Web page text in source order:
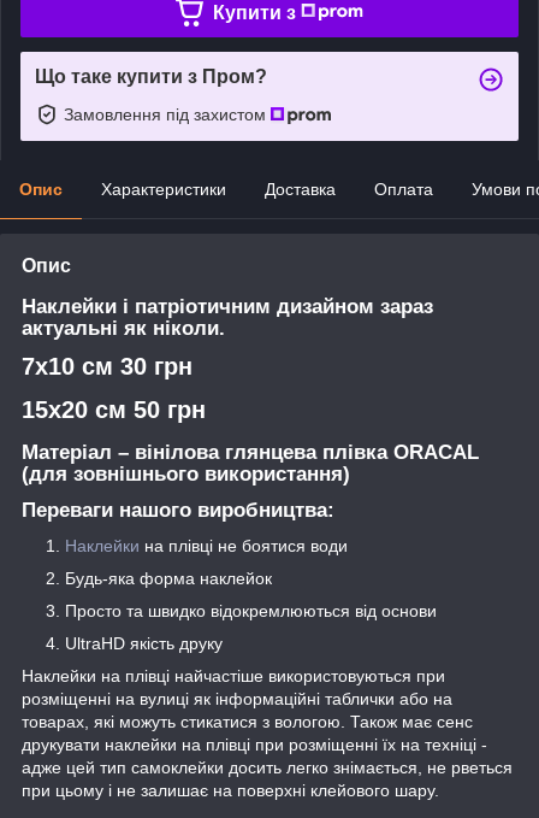
Купити з
Що таке купити з Пром?
Замовлення під захистом
Опис Характеристики Доставка Оплата Умови
Опис
Наклейки і патріотичним дизайном зараз
актуальні як ніколи.
7х10 см 30 грн
15х20 см 50 грн
Матеріал – вінілова глянцева плівка ORACAL
(для зовнішнього використання)
Переваги нашого виробництва:
Наклейки на плівці не боятися води
Будь-яка форма наклейок
Просто та швидко відокремлюються від основи
UltraHD якість друку
Наклейки на плівці найчастіше використовуються при
розміщенні на вулиці як інформаційні таблички або на
товарах, які можуть стикатися з вологою. Також має сенс
друкувати наклейки на плівці при розміщенні їх на техніці -
адже цей тип самоклейки досить легко знімається, не рветься
при цьому і не залишає на поверхні клейового шару.